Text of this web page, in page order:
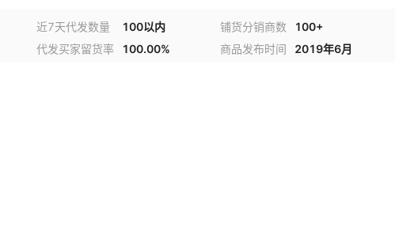
近7天代发数量 100以内 铺货分销商数
100+
代发买家留货率 100.00% 商品发布时间 2019年6月